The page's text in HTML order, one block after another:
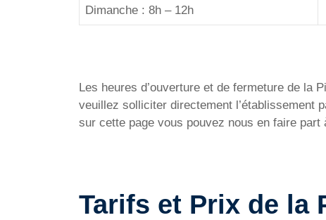
Dimanche : 8h – 12h
Les heures d’ouverture et de fermeture de la
veuillez solliciter directement l’établissement
sur cette page vous pouvez nous en faire
Tarifs et Prix de la